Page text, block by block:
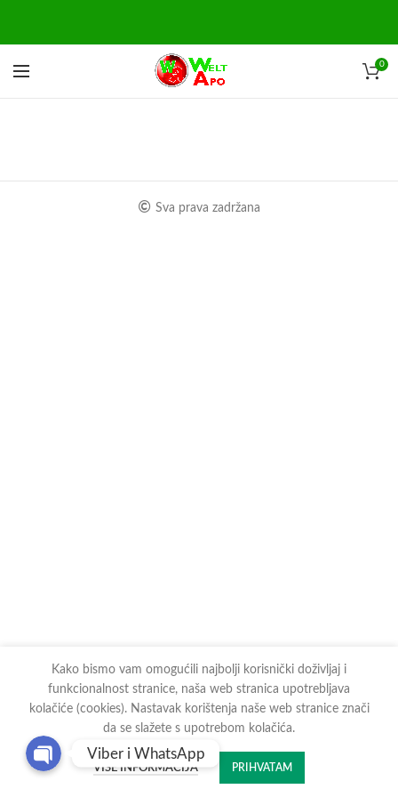
0
Sva prava zadržana
Kako bismo vam omogućili najbolji korisnički doživljaj i
funkcionalnost stranice, naša web stranica upotrebljava
kolačiće (cookies). Nastavak korištenja naše web stranice znači
da se slažete s upotrebom kolačića.
VIŠE INFORMACIJA PRIHVATAM
Viber i WhatsApp